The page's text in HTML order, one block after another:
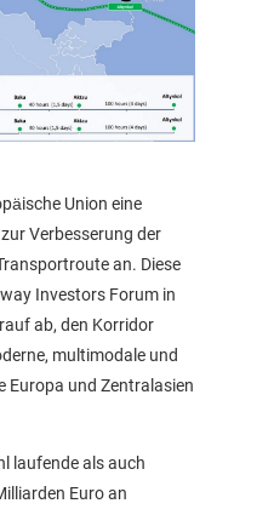
Union eine
Verbesserung der
an. Diese
Investors Forum in
ab, den Korridor
multimodale und
Europa und Zentralasien
laufende als auch
Euro an